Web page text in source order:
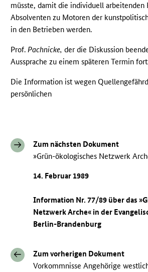
müsste, damit die individuell arbeitenden
Absolventen zu Motoren der
in den Betrieben werden.
Prof.Pachnicke, der die Diskussion
Aussprache zu einem späteren Termin
Die Information ist wegen
persönlichen
Zum nächsten Dokument
»Grün-ökologisches Netzwerk
14. Februar 1989
Information Nr. 77/89 über das
Netzwerk Arche« in der
Berlin-Brandenburg
Zum vorherigen Dokument
Vorkommnisse Angehörige